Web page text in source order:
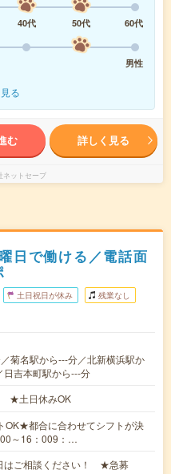
40代 50代
60代
男性
る
む 詳しく見る
ネットセーブ
日で働ける／電話面
土日祝日が休み 残業なし
菊名駅から---分／北新横浜駅か
日吉本町駅から---分
★土日休みOK
OK★都合に合わせてシフトが決
～16：009：…
はご相談ください！ ★急募